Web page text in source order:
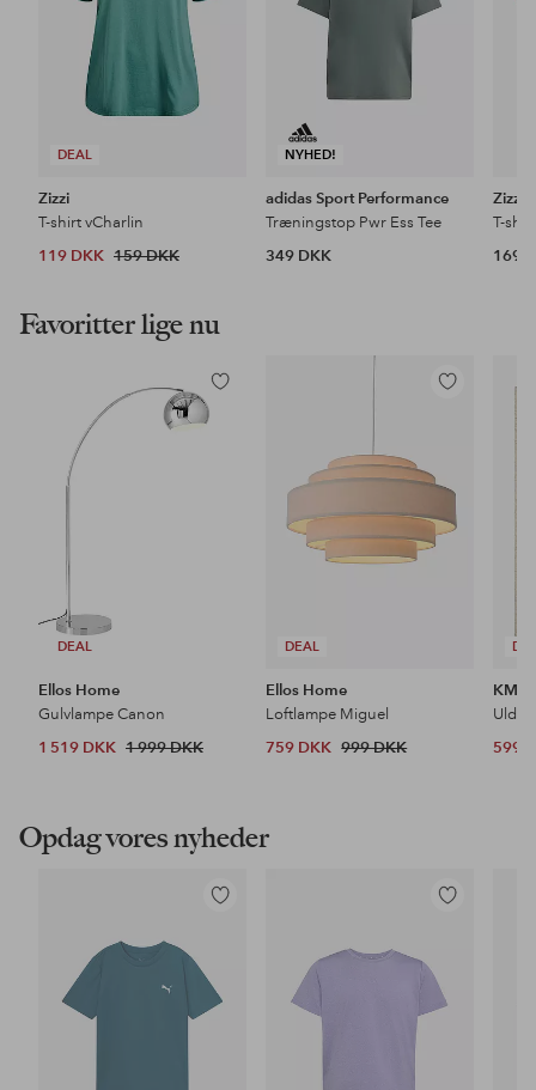
DEAL
Zizzi
T-shirt vCharlin
119 DKK 159 DKK
NYHED!
adidas Sport Performance
Træningstop Pwr Ess Tee
349 DKK
Zizzi
T-
169
Favoritter lige nu
DEAL
Tilføj
til
Ellos Home
Gulvlampe Canon
1 519 DKK 1 999 DKK
DEAL
Tilføj
Ellos Home
Loftlampe Miguel
759 DKK 999 DKK
KM
599
Opdag vores nyheder
Tilføj
Tilføj